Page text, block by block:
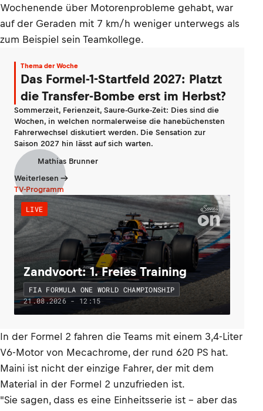
Wochenende über Motorenprobleme gehabt, war
auf der Geraden mit 7 km/h weniger unterwegs als
zum Beispiel sein Teamkollege.
Thema der Woche
Das Formel-1-Startfeld 2027: Platzt
die Transfer-Bombe erst im Herbst?
Sommerzeit, Ferienzeit, Saure-Gurke-Zeit: Dies sind die
Wochen, in welchen normalerweise die hanebüchensten
Fahrerwechsel diskutiert werden. Die Sensation zur
Saison 2027 hin lässt auf sich warten.
Mathias Brunner
Weiterlesen
TV-Programm
LIVE
Zandvoort: 1. Freies Training
FIA FORMULA ONE WORLD CHAMPIONSHIP
21.08.2026 - 12:15
In der Formel 2 fahren die Teams mit einem 3,4-Liter
V6-Motor von Mecachrome, der rund 620 PS hat.
Maini ist nicht der einzige Fahrer, der mit dem
Material in der Formel 2 unzufrieden ist.
"Sie sagen, dass es eine Einheitsserie ist - aber das